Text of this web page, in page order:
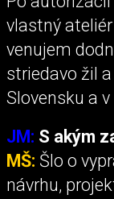
vlastný
venujem
striedavo žil
Slovensku a v
JM: S akým
MŠ: Šlo o
návrhu,